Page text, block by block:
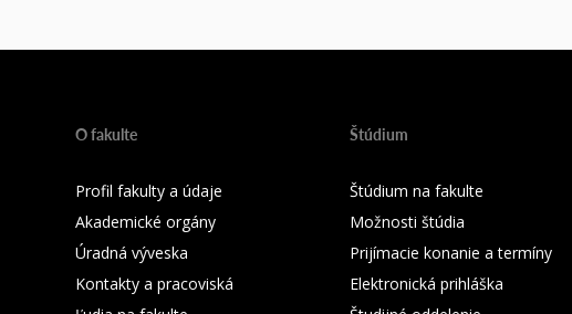
O fakulte
Profil fakulty a údaje
Akademické orgány
Úradná výveska
Kontakty a pracoviská
Štúdium
Štúdium na fakulte
Možnosti štúdia
Prijímacie konanie a termíny
Elektronická prihláška